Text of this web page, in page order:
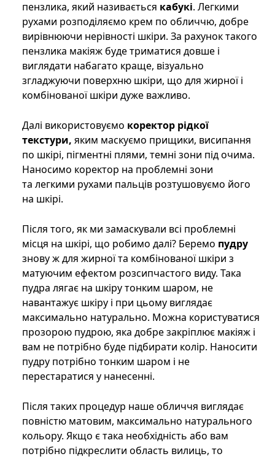
пензлика, який називається кабукі. Легкими
рухами розподіляємо крем по обличчю, добре
вирівнюючи нерівності шкіри. За рахунок такого
пензлика макіяж буде триматися довше і
виглядати набагато краще, візуально
згладжуючи поверхню шкіри, що для жирної і
комбінованої шкіри дуже важливо.
Далі використовуємо коректор рідкої
текстури, яким маскуємо прищики, висипання
по шкірі, пігментні плями, темні зони під очима.
Наносимо коректор на проблемні зони
та легкими рухами пальців розтушовуємо його
на шкірі.
Після того, як ми замаскували всі проблемні
місця на шкірі, що робимо далі? Беремо пудру
знову ж для жирної та комбінованої шкіри з
матуючим ефектом розсипчастого виду. Така
пудра лягає на шкіру тонким шаром, не
навантажує шкіру і при цьому виглядає
максимально натурально. Можна користуватися
прозорою пудрою, яка добре закріплює макіяж і
вам не потрібно буде підбирати колір. Наносити
пудру потрібно тонким шаром і не
перестаратися у нанесенні.
Після таких процедур наше обличчя виглядає
повністю матовим, максимально натурального
кольору. Якщо є така необхідність або вам
потрібно підкреслити область вилиць, то